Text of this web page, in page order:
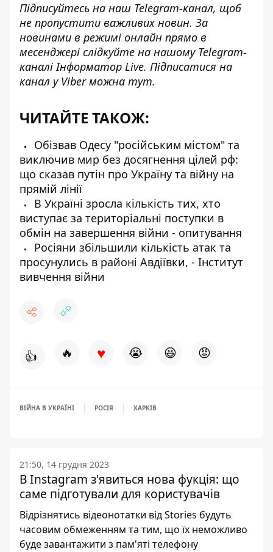
Підписуйтесь на наш Telegram-канал, щоб
не пропустити важливих новин. За
новинами в режимі онлайн прямо в
месенджері слідкуйте на нашому Telegram-
каналіІнформатор Live. Підписатися на
канал у Viber можна тут.
ЧИТАЙТЕ ТАКОЖ:
Обізвав Одесу "російським містом" та
виключив мир без досягнення цілей рф:
що сказав путін про Україну та війну на
прямій лінії
В Україні зросла кількість тих, хто
виступає за територіальні поступки в
обмін на завершення війни - опитування
Росіяни збільшили кількість атак та
просунулись в районі Авдіївки, - Інститут
вивчення війни
👍 🔥 ♥ 😭 😆 😡
ВІЙНА В УКРАЇНІ РОСІЯ ХАРКІВ
21:50, 14 грудня 2023
В Instagram з'явиться нова фукція: що
саме підготували для користувачів
Відрізнятись відеонотатки від Stories будуть
часовим обмеженням та тим, що їх неможливо
буде завантажити з пам'яті телефону